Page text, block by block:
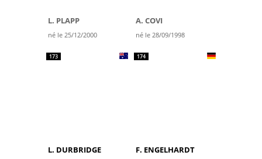
L. PLAPP
né le 25/12/2000
A. COVI
né le 28/09/1998
173
L. DURBRIDGE
174
F. ENGELHARDT